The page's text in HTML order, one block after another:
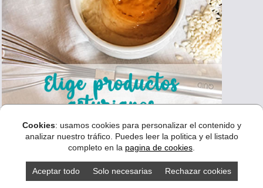
Cookies: usamos cookies para personalizar el contenido y
analizar nuestro tráfico. Puedes leer la politica y el listado
completo en la pagina de cookies
Aceptar todo Solo necesarias Rechazar cookies